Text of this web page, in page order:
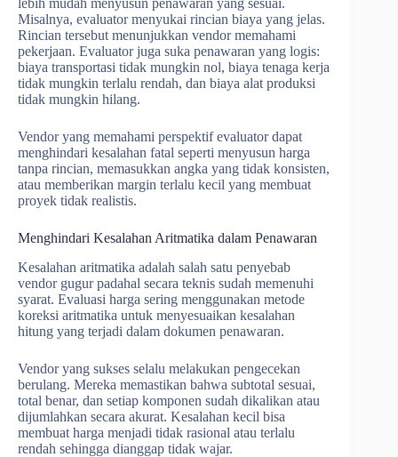
lebih mudah menyusun penawaran yang sesuai.
Misalnya, evaluator menyukai rincian biaya yang jelas.
Rincian tersebut menunjukkan vendor memahami
pekerjaan. Evaluator juga suka penawaran yang logis:
biaya transportasi tidak mungkin nol, biaya tenaga kerja
tidak mungkin terlalu rendah, dan biaya alat produksi
tidak mungkin hilang.
Vendor yang memahami perspektif evaluator dapat
menghindari kesalahan fatal seperti menyusun harga
tanpa rincian, memasukkan angka yang tidak konsisten,
atau memberikan margin terlalu kecil yang membuat
proyek tidak realistis.
Menghindari Kesalahan Aritmatika dalam Penawaran
Kesalahan aritmatika adalah salah satu penyebab
vendor gugur padahal secara teknis sudah memenuhi
syarat. Evaluasi harga sering menggunakan metode
koreksi aritmatika untuk menyesuaikan kesalahan
hitung yang terjadi dalam dokumen penawaran.
Vendor yang sukses selalu melakukan pengecekan
berulang. Mereka memastikan bahwa subtotal sesuai,
total benar, dan setiap komponen sudah dikalikan atau
dijumlahkan secara akurat. Kesalahan kecil bisa
membuat harga menjadi tidak rasional atau terlalu
rendah sehingga dianggap tidak wajar.